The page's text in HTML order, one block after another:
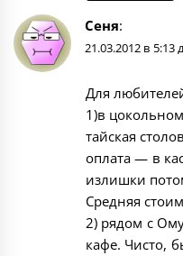
Сеня:
21.03.2012 в 5:13
Для
1)в
тайская
оплата — в
излишки
Средняя
2) рядом с
кафе. Чисто,